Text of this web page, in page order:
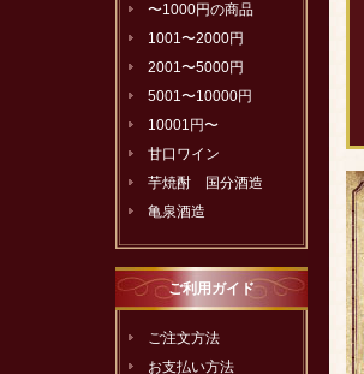
〜1000円の商品
1001〜2000円
2001〜5000円
5001〜10000円
10001円〜
甘口ワイン
芋焼酎 国分酒造
亀泉酒造
ご利用ガイド
ご注文方法
お支払い方法